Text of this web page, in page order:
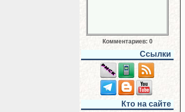
Комментариев: 0
Ссылки
Кто на сайте